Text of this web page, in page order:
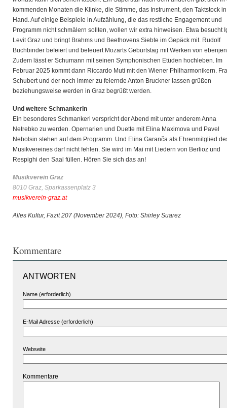
kommenden Monaten die Klinke, die Stimme, das Instrument, den Taktstock
Hand. Auf einige Beispiele in Aufzählung, die das restliche Engagement und
Programm nicht schmälern sollten, wollen wir extra hinweisen. Etwa besucht
Levit Graz und bringt Brahms und Beethovens Siebte im Gepäck mit. Rudolf
Buchbinder befeiert und befeuert Mozarts Geburtstag mit Werken von
Zudem lässt er Schumann mit seinen Symphonischen Etüden hochleben. Im
Februar 2025 kommt dann Riccardo Muti mit den Wiener Philharmonikern.
Schubert und der noch immer zu feiernde Anton Bruckner lassen grüßen
beziehungsweise werden in Graz begrüßt werden.
Und weitere Schmankerln
Ein besonderes Schmankerl verspricht der Abend mit unter anderem Anna
Netrebko zu werden. Opernarien und Duette mit Elina Maximova und Pavel
Nebolsin stehen auf dem Programm. Und Elīna Garanča als Ehrenmitglied
Musikvereines darf nicht fehlen. Sie wird im Mai mit Liedern von Berlioz und
Respighi den Saal füllen. Hören Sie sich das an!
Musikverein Graz
8010 Graz, Sparkassenplatz 3
musikverein-graz.at
Alles Kultur, Fazit 207 (November 2024), Foto: Shirley Suarez
Kommentare
ANTWORTEN
Name (erforderlich)
E-Mail Adresse (erforderlich)
Webseite
Kommentare